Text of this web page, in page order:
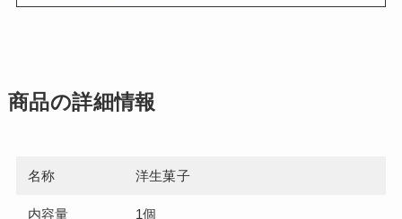
商品の詳細情報
名称 洋生菓子
内容量 1個